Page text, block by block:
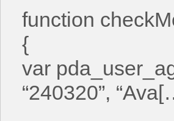
function
{
var
“240320”,